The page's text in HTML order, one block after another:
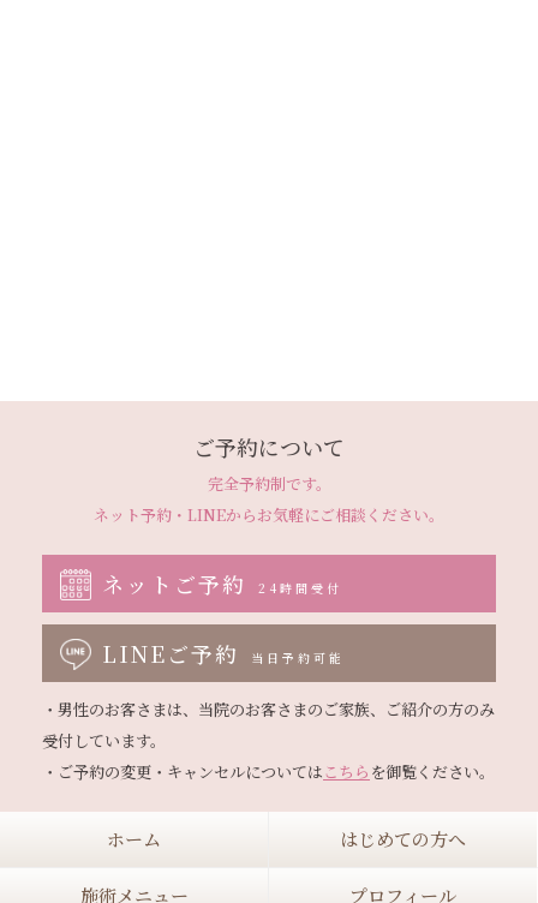
ご予約について
完全予約制です。
ネット予約・LINEからお気軽にご相談ください。
ネットご予約 24時間受付
LINEご予約 当日予約可能
・男性のお客さまは、当院のお客さまのご家族、ご紹介の方のみ
受付しています。
・ご予約の変更・キャンセルについてはこちら
ホーム はじめての方へ
施術メニュー プロフィール